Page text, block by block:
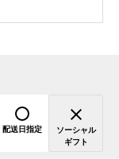
配送日指定
ソーシャル
ギフト